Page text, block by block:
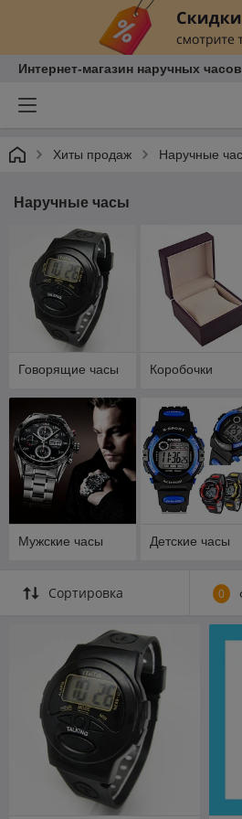
Интернет-магазин наручных
Хиты продаж Наручные
Наручные часы
Говорящие часы Коробочки
Мужские часы Детские часы
Сортировка 0